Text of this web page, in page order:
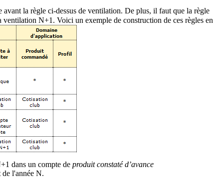
la règle ci-dessus de ventilation. De plus, il faut que la règle
N+1. Voici un exemple de construction de ces règles en
dans un compte de produit constaté d’avance
l'année N.